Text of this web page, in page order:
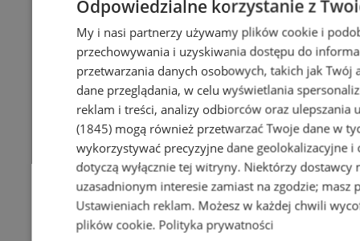
Odpowiedzialne korzystanie z
My i nasi partnerzy używamy plików cookie i
przechowywania i uzyskiwania dostępu do
przetwarzania danych osobowych, takich jak
dane przeglądania, w celu wyświetlania
reklam i treści, analizy odbiorców oraz ulepszania
(1845)mogą również przetwarzać Twoje dane w
wykorzystywać precyzyjne dane geolokalizacyjne
dotyczą wyłącznie tej witryny. Niektórzy dostawcy
uzasadnionym interesie zamiast na zgodzie; masz
Ustawieniach reklam. Możesz w każdej chwili
plików cookie. Polityka prywatności